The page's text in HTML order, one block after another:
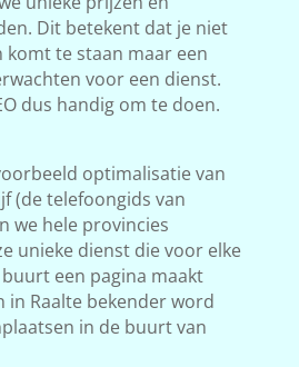
Dit betekent dat je niet
te staan maar een
voor een dienst.
dus handig om te doen.
optimalisatie van
(de telefoongids van
we hele provincies
unieke dienst die voor elke
een pagina maakt
in Raalte bekender word
in de buurt van